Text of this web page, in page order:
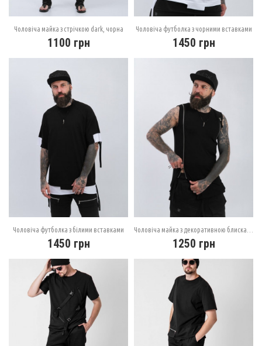
Чоловіча майка з стрічкою dark, чорна
1100 грн
Чоловіча футболка з чорними вставками
1450 грн
Чоловіча футболка з білими вставками
1450 грн 1250 грн